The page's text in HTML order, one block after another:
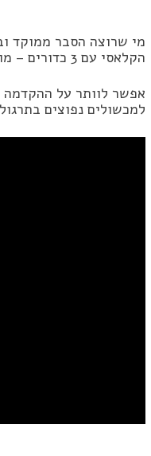
מי שרוצה הסבר ממוקד
הקלאסי עם 3 כדורים – מוזמן להיעזר בסרטון הבא.
אפשר לוותר על ההקדמה
למכשולים נפוצים